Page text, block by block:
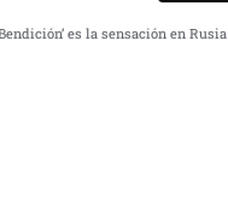
es la sensación en Rusia